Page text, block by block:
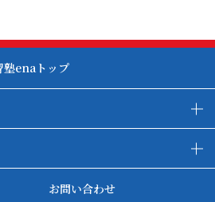
塾enaトップ
ena国立タワー竣工
お問い合わせ